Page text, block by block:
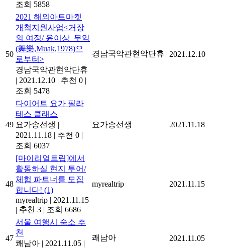
조회 5858
50
2021 해외아트마켓
개척지원사업<거장
의 여정/ 윤이상_무악
(舞樂,Muak,1978)으
로부터>
경남국악관현악단휴
| 2021.12.10 | 추천 0 |
조회 5478
경남국악관현악단휴 2021.12.10
49
다이어트 요가 필라
테스 클래스
요가송선생 |
2021.11.18 | 추천 0 |
조회 6037
요가송선생 2021.11.18
48
[마이리얼트립]에서
활동하실 현지 투어/
체험 파트너를 모집
합니다! (1)
myrealtrip | 2021.11.15
| 추천 3 | 조회 6686
myrealtrip 2021.11.15
47
서울 여행시 숙소 추
천
쾌남아 | 2021.11.05 |
쾌남아 2021.11.05